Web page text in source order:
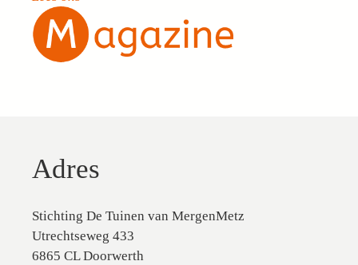
Adres
Stichting De Tuinen van MergenMetz
Utrechtseweg 433
6865 CL Doorwerth